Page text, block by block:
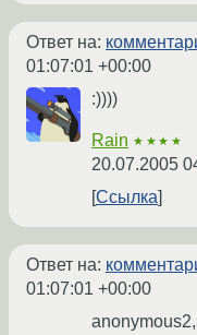
Ответ на:
01:07:01 +00:00
:))))
Rain ★★★★
20.07.2005
Ссылка
Ответ на:
01:07:01 +00:00